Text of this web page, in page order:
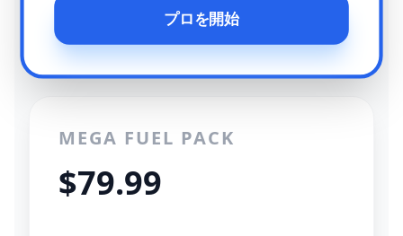
プロを開始
MEGA FUEL PACK
$79.99